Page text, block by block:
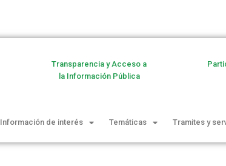
Transparencia y Acceso a
la Información Pública
Información de interés Temáticas Tramites y